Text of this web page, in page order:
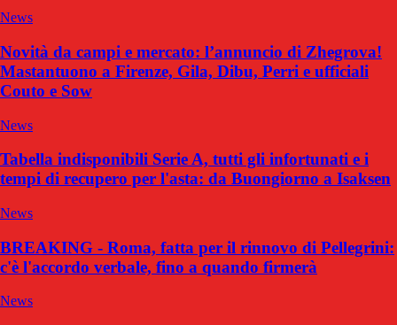
News
Novità da campi e mercato: l’annuncio di Zhegrova!
Mastantuono a Firenze, Gila, Dibu, Perri e ufficiali
Couto e Sow
News
Tabella indisponibili Serie A, tutti gli infortunati e i
tempi di recupero per l'asta: da Buongiorno a Isaksen
News
BREAKING - Roma, fatta per il rinnovo di Pellegrini:
c'è l'accordo verbale, fino a quando firmerà
News